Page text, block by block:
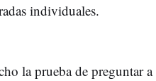
individuales.
la prueba de preguntar